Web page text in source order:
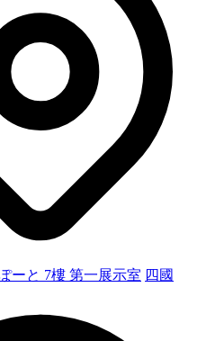
ーと 7樓 第一展示室 四國